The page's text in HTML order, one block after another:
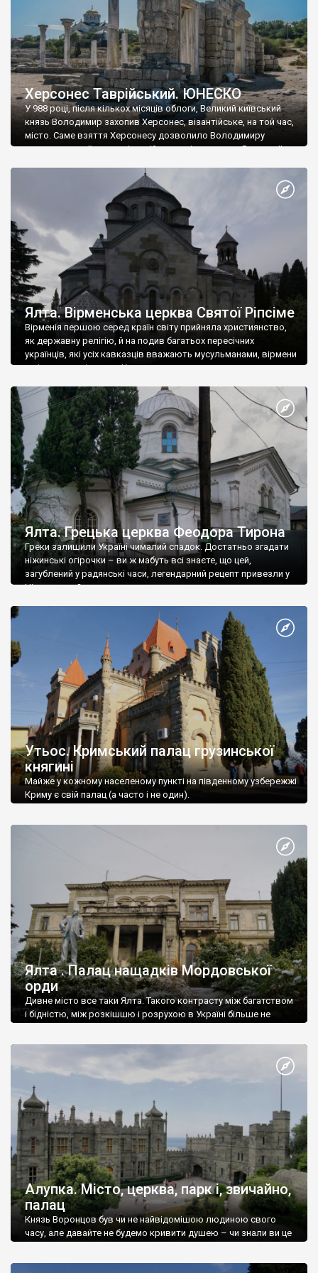
Херсонес Таврійський. ЮНЕСКО
У 988 році, після кількох місяців облоги, Великий київський
князь Володимир захопив Херсонес, візантійське, на той час,
місто. Саме взяття Херсонесу дозволило Володимиру
диктувати свої умови візантійському імператору Василю ІІ, та
Херсонесі Володимир-язичник, став Василем-християнином.
А потім було Хрещення Русі. На честь Херсонесу Таврійського
Ялта. Вірменська церква Святої Ріпсіме
Вірменія першою серед країн світу прийняла християнство,
як державну релігію, й на подив багатьох пересічних
українців, які усіх кавказців вважають мусульманами, вірмени
є відданими вірянами Христа
Ялта. Грецька церква Феодора Тирона
Греки залишили Україні чималий спадок. Достатньо згадати
ніжинські огірочки – ви ж мабуть всі знаєте, що цей,
загублений у радянські часи, легендарний рецепт привезли у
Ніжин греки?
Утьос. Кримський палац грузинської
княгині
Майже у кожному населеному пункті на південному узбережжі
Криму є свій палац (а часто і не один).
Ялта . Палац нащадків Мордовської
орди
Дивне місто все таки Ялта. Такого контрасту між багатством
і бідністю, між розкішшю і розрухою в Україні більше не
Алупка. Місто, церква, парк і, звичайно,
палац
Князь Воронцов був чи не найвідомішою людиною свого
часу, але давайте не будемо кривити душею – чи знали ви це